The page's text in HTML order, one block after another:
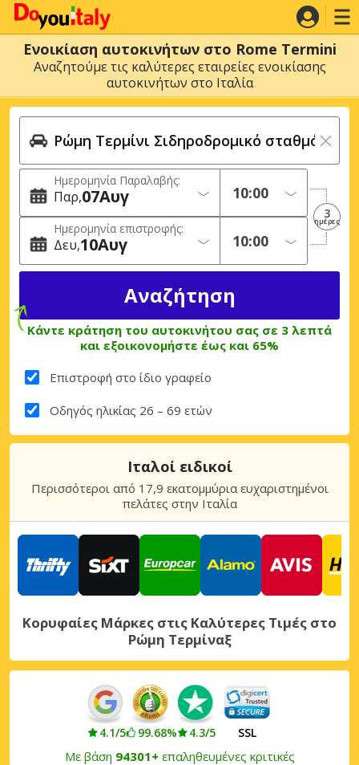
Ενοικίαση αυτοκινήτων στο Rome Termini
Αναζητούμε τις καλύτερες εταιρείες ενοικίασης
αυτοκινήτων στο Ιταλία
Ημερομηνία Παραλαβής:
Παρ 07Αυγ
Ημερομηνία επιστροφής:
Δευ 10Αυγ
3
ημέρες
Κάντε κράτηση του αυτοκινήτου σας σε 3 λεπτά
και εξοικονομήστε έως και 65%
Επιστροφή στο ίδιο γραφείο
Οδηγός ηλικίας 26 – 69 ετών
Ιταλοί ειδικοί
Περισσότεροι από 17,9 εκατομμύρια ευχαριστημένοι
πελάτες στην Ιταλία
Κορυφαίες Μάρκες στις Καλύτερες Τιμές στο
Ρώμη Τερμίναξ
4.1/5 99.68% 4.3/5 SSL
Με βάση 94301+ επαληθευμένες κριτικές